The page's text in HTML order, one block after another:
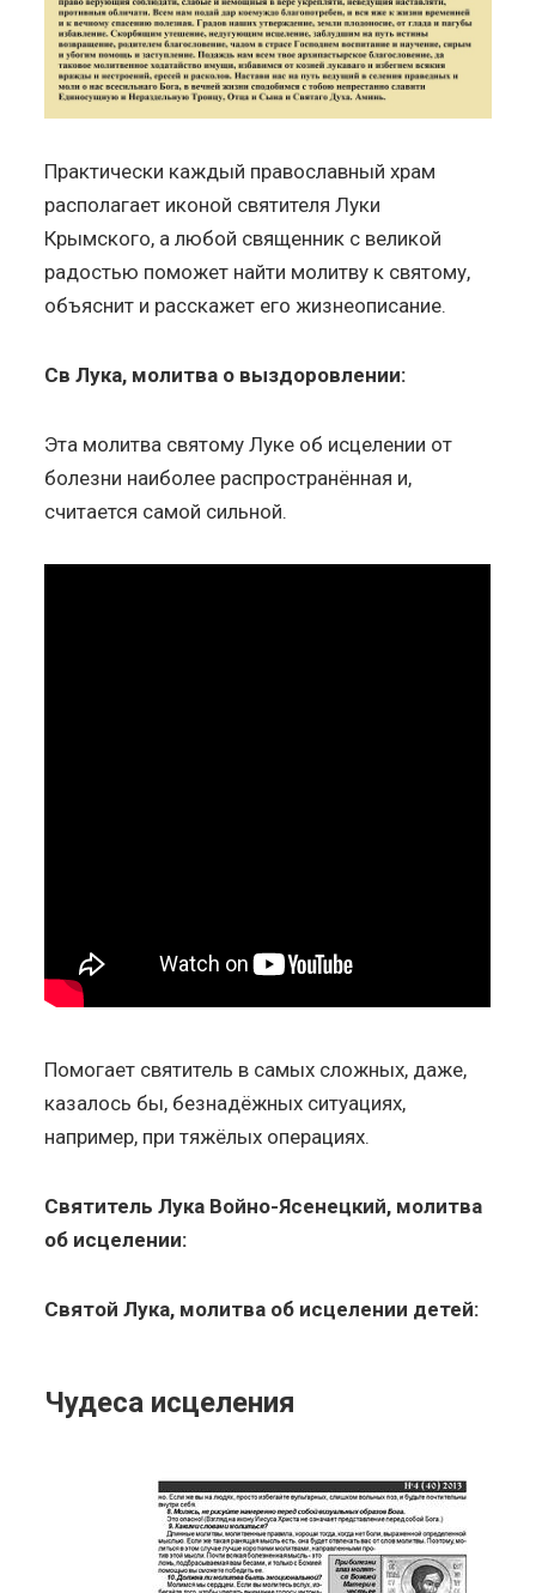
Практически каждый православный храм
располагает иконой святителя Луки
Крымского, а любой священник с великой
радостью поможет найти молитву к святому,
объяснит и расскажет его жизнеописание.
Св Лука, молитва о выздоровлении:
Эта молитва святому Луке об исцелении от
болезни наиболее распространённая и,
считается самой сильной.
Помогает святитель в самых сложных, даже,
казалось бы, безнадёжных ситуациях,
например, при тяжёлых операциях.
Святитель Лука Войно-Ясенецкий, молитва
об исцелении:
Святой Лука, молитва об исцелении детей:
Чудеса исцеления